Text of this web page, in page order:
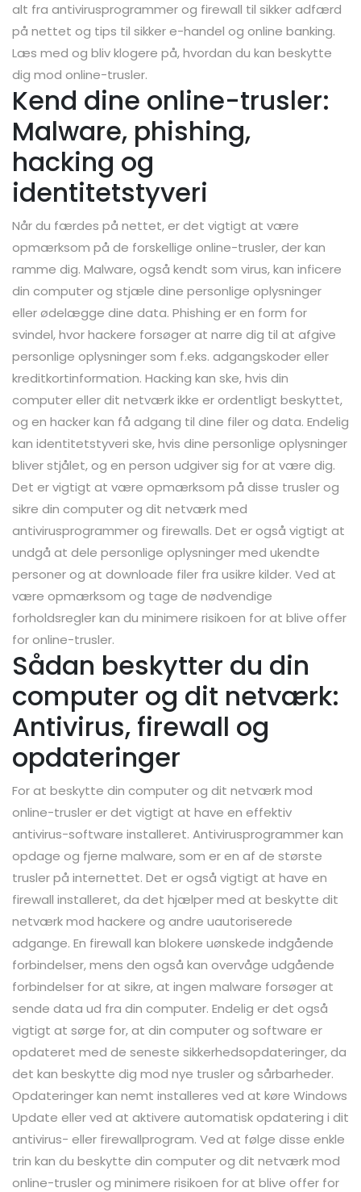
alt fra antivirusprogrammer og firewall til sikker adfærd
på nettet og tips til sikker e-handel og online banking.
Læs med og bliv klogere på, hvordan du kan beskytte
dig mod online-trusler.
Kend dine online-trusler:
Malware, phishing,
hacking og
identitetstyveri
Når du færdes på nettet, er det vigtigt at være
opmærksom på de forskellige online-trusler, der kan
ramme dig. Malware, også kendt som virus, kan inficere
din computer og stjæle dine personlige oplysninger
eller ødelægge dine data. Phishing er en form for
svindel, hvor hackere forsøger at narre dig til at afgive
personlige oplysninger som f.eks. adgangskoder eller
kreditkortinformation. Hacking kan ske, hvis din
computer eller dit netværk ikke er ordentligt beskyttet,
og en hacker kan få adgang til dine filer og data. Endelig
kan identitetstyveri ske, hvis dine personlige oplysninger
bliver stjålet, og en person udgiver sig for at være dig.
Det er vigtigt at være opmærksom på disse trusler og
sikre din computer og dit netværk med
antivirusprogrammer og firewalls. Det er også vigtigt at
undgå at dele personlige oplysninger med ukendte
personer og at downloade filer fra usikre kilder. Ved at
være opmærksom og tage de nødvendige
forholdsregler kan du minimere risikoen for at blive offer
for online-trusler.
Sådan beskytter du din
computer og dit netværk:
Antivirus, firewall og
opdateringer
For at beskytte din computer og dit netværk mod
online-trusler er det vigtigt at have en effektiv
antivirus-software installeret. Antivirusprogrammer kan
opdage og fjerne malware, som er en af de største
trusler på internettet. Det er også vigtigt at have en
firewall installeret, da det hjælper med at beskytte dit
netværk mod hackere og andre uautoriserede
adgange. En firewall kan blokere uønskede indgående
forbindelser, mens den også kan overvåge udgående
forbindelser for at sikre, at ingen malware forsøger at
sende data ud fra din computer. Endelig er det også
vigtigt at sørge for, at din computer og software er
opdateret med de seneste sikkerhedsopdateringer, da
det kan beskytte dig mod nye trusler og sårbarheder.
Opdateringer kan nemt installeres ved at køre Windows
Update eller ved at aktivere automatisk opdatering i dit
antivirus- eller firewallprogram. Ved at følge disse enkle
trin kan du beskytte din computer og dit netværk mod
online-trusler og minimere risikoen for at blive offer for